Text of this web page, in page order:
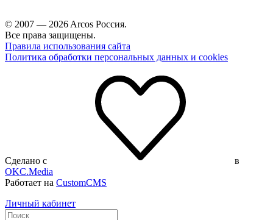
© 2007 — 2026 Arcos Россия.
Все права защищены.
Правила использования сайта
Политика обработки персональных данных и cookies
Сделано с
в
OKC.Media
Работает на CustomCMS
Личный кабинет